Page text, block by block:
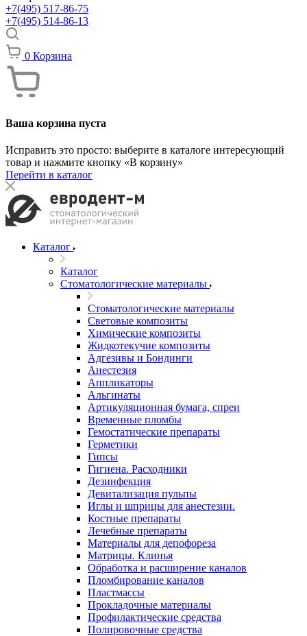
+7(495) 517-86-75
+7(495) 514-86-13
0 Корзина
Ваша корзина пуста
Исправить это просто: выберите в каталоге интересующий
товар и нажмите кнопку «В корзину»
Перейти в каталог
Каталог
Каталог
Стоматологические материалы
Стоматологические материалы
Световые композиты
Химические композиты
Жидкотекучие композиты
Адгезивы и Бондинги
Анестезия
Аппликаторы
Альгинаты
Артикуляционная бумага, спреи
Временные пломбы
Гемостатические препараты
Герметики
Гипсы
Гигиена. Расходники
Дезинфекция
Девитализация пульпы
Иглы и шприцы для анестезии.
Костные препараты
Лечебные препараты
Материалы для депофореза
Матрицы. Клинья
Обработка и расширение каналов
Пломбирование каналов
Пластмассы
Прокладочные материалы
Профилактические средства
Полировочные средства